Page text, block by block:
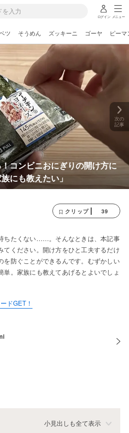
ログイン メニュー
ツ そうめん ズッキーニ ゴーヤ ピーマ
コンビニおにぎりの開け方に
にも教えたい」
次の
記事
クリップ 39
ちたくない……。そんなときは、本記事
てください。開け方をひと工夫するだけ
を防ぐことができるんです。むずかしい
単。家族にも教えてあげるとよいでしょ
ドGET！
小見出しも全て表示